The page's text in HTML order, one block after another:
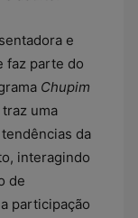
e
faz parte do
Chupim
uma
da
interagindo
de
participação